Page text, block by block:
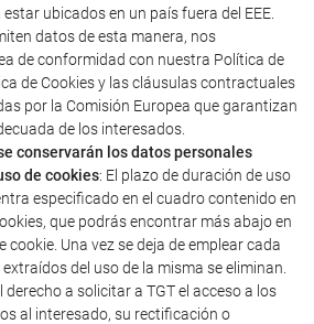
ubicados en un país fuera del EEE.
datos de esta manera, nos
de conformidad con nuestra Política de
de Cookies y las cláusulas contractuales
por la Comisión Europea que garantizan
de los interesados.
conservarán los datos personales
de cookies: El plazo de duración de uso
especificado en el cuadro contenido en
que podrás encontrar más abajo en
cookie. Una vez se deja de emplear cada
del uso de la misma se eliminan.
a solicitar a TGT el acceso a los
al interesado, su rectificación o